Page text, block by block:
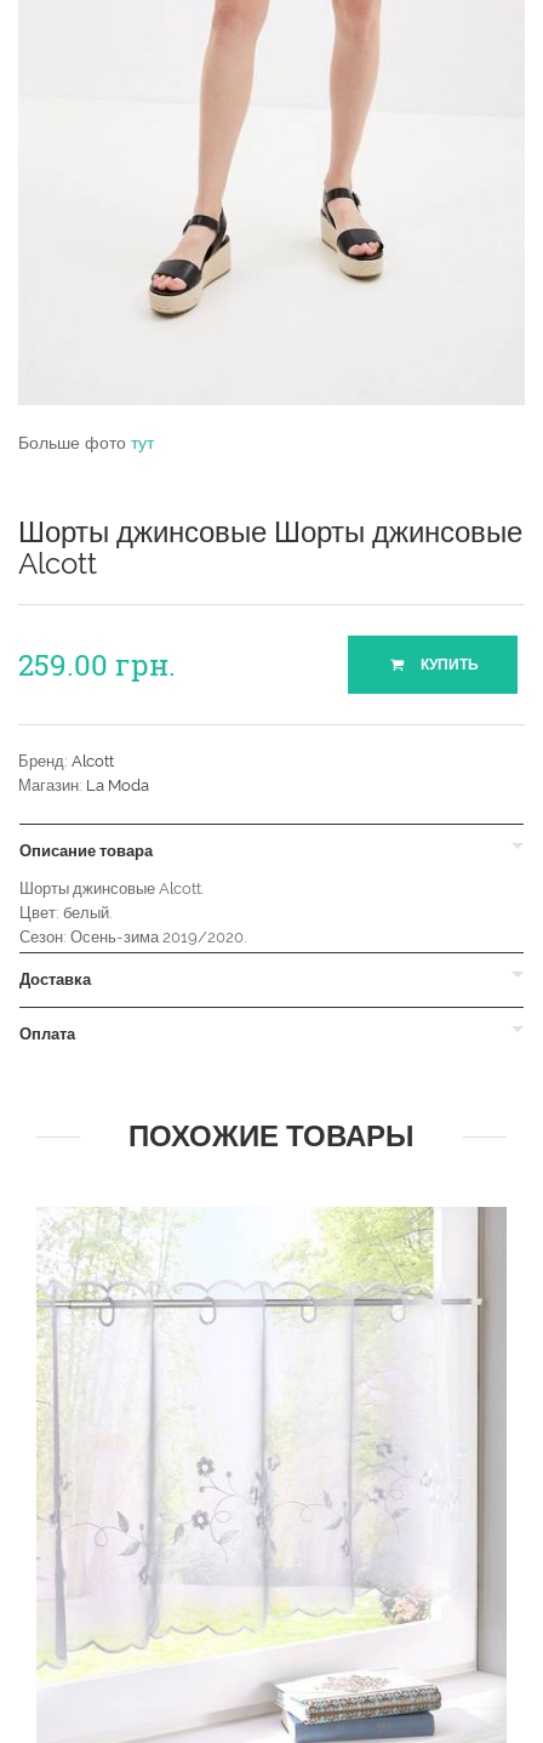
Больше фото тут
Шорты джинсовые Шорты джинсовые
Alcott
259.00 грн. КУПИТЬ
Бренд: Alcott
Магазин: La Moda
Описание товара
Шорты джинсовые Alcott.
Цвет: белый.
Сезон: Осень-зима 2019/2020.
Доставка
Оплата
ПОХОЖИЕ ТОВАРЫ